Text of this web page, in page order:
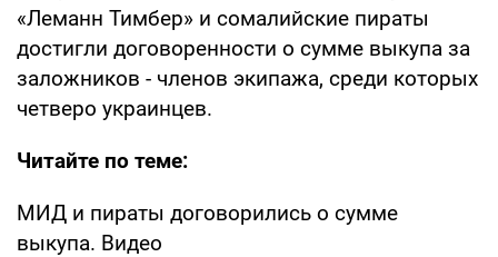
«Леманн Тимбер» и сомалийские пираты
достигли договоренности о сумме выкупа за
заложников - членов экипажа, среди которых
четверо украинцев.
Читайте по теме:
МИД и пираты договорились о сумме
выкупа. Видео